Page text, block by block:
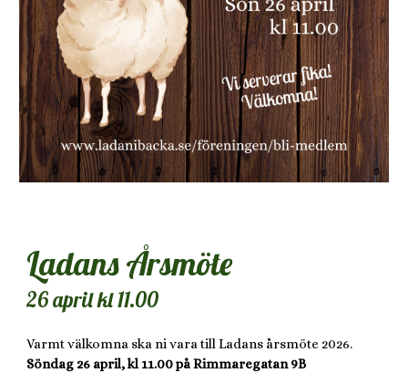
Ladans Årsmöte
26 april kl 11.00
Varmt välkomna ska ni vara till Ladans årsmöte 2026.
Söndag 26 april, kl 11.00 på Rimmaregatan 9B